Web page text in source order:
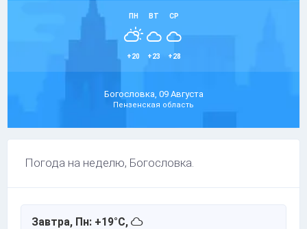
ПН
+20
ВТ
+23
СР
+28
Богословка, 09 Августа
Пензенская область
Погода на неделю, Богословка.
Завтра, Пн: +19°C,